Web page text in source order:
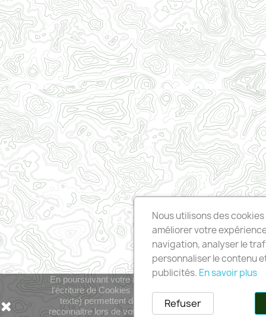
En poursuivant votre navigation sur ce site, vous devez
l'écriture de Cookies sur votre appareil connecté. Ces
texte) permettent de suivre votre navigation,
reconnaitre lors de votre prochaine visite et sécuriser
Nous utilisons des
améliorer votre
navigation, analyser le
personnaliser le contenu
publicités. En savoir plus
Refuser